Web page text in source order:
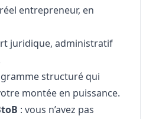
entrepreneur, en
juridique, administratif
structuré qui
montée en puissance.
: vous n’avez pas